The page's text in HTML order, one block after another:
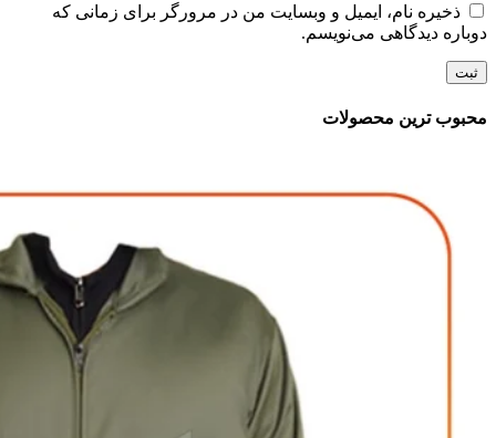
ذخیره نام، ایمیل و وبسایت من در مرورگر برای زمانی که
دوباره دیدگاهی می‌نویسم.
محبوب ترین محصولات